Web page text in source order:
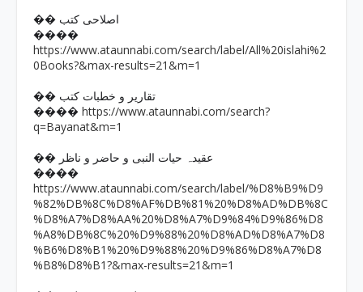
�� اصلاحی کتب
����
https://www.ataunnabi.com/search/label/All%20islahi%2
0Books?&max-results=21&m=1
�� تقاریر و خطبات کتب
���� https://www.ataunnabi.com/search?
q=Bayanat&m=1
�� عقیدہ حیات النبی و حاضر و ناظر
����
https://www.ataunnabi.com/search/label/%D8%B9%D9
%82%DB%8C%D8%AF%DB%81%20%D8%AD%DB%8C
%D8%A7%D8%AA%20%D8%A7%D9%84%D9%86%D8
%A8%DB%8C%20%D9%88%20%D8%AD%D8%A7%D8
%B6%D8%B1%20%D9%88%20%D9%86%D8%A7%D8
%B8%D8%B1?&max-results=21&m=1